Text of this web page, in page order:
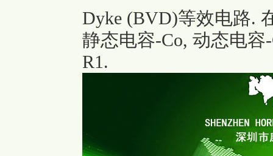
Dyke (BVD)等效电路.
静态电容-Co, 动态电
R1.